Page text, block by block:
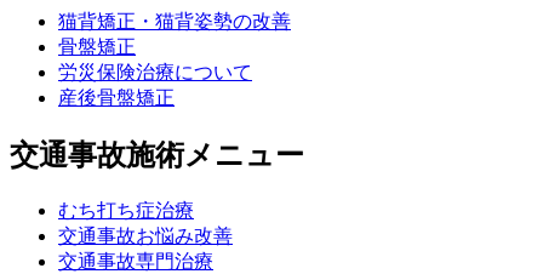
猫背矯正・猫背姿勢の改善
骨盤矯正
労災保険治療について
産後骨盤矯正
交通事故施術メニュー
むち打ち症治療
交通事故お悩み改善
交通事故専門治療